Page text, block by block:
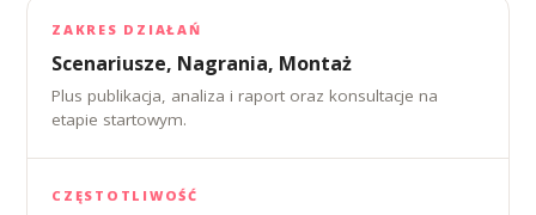
ZAKRES DZIAŁAŃ
Scenariusze, Nagrania, Montaż
Plus publikacja, analiza i raport oraz konsultacje na
etapie startowym.
CZĘSTOTLIWOŚĆ